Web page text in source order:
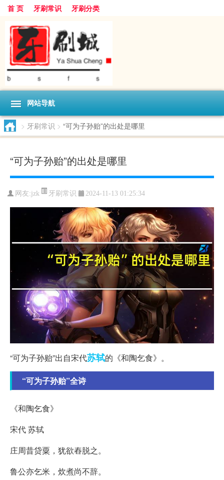
首 页 牙刷常识 牙刷分类
网站导航
> 牙刷常识 > “可为子孙贻”的出处是哪里
“可为子孙贻”的出处是哪里
网友:jzk 牙刷常识 2024-11-13 01:25:34
“可为子孙贻”出自宋代苏轼的《和陶乞食》。
“可为子孙贻”全诗
《和陶乞食》
宋代 苏轼
庄周昔贷粟，犹欲舂脱之。
鲁公亦乞米，炊煮尚不辞。